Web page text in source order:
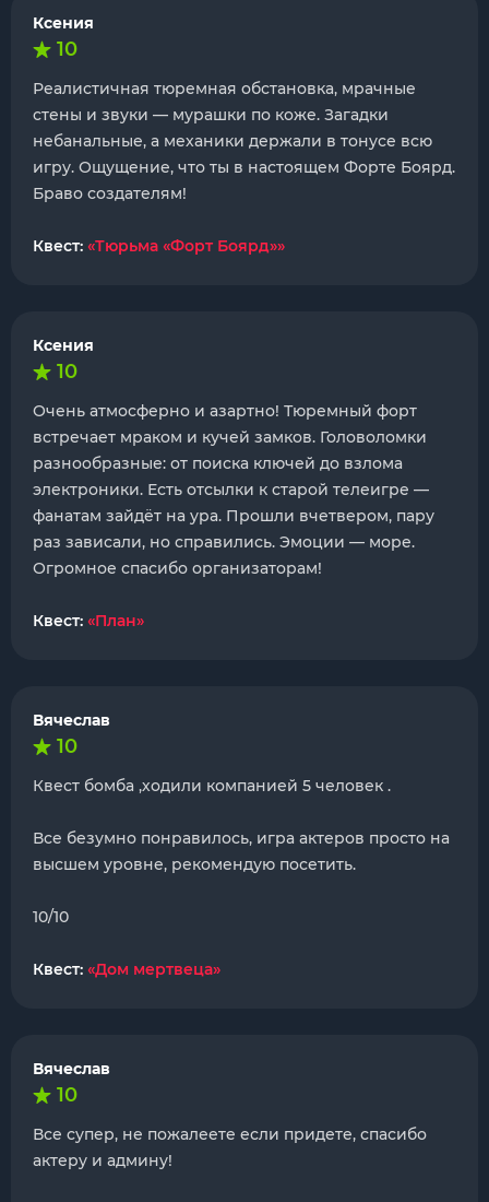
Ксения
10
Реалистичная тюремная обстановка, мрачные
стены и звуки — мурашки по коже. Загадки
небанальные, а механики держали в тонусе всю
игру. Ощущение, что ты в настоящем Форте Боярд.
Браво создателям!
Квест: «Тюрьма «Форт Боярд»»
Ксения
10
Очень атмосферно и азартно! Тюремный форт
встречает мраком и кучей замков. Головоломки
разнообразные: от поиска ключей до взлома
электроники. Есть отсылки к старой телеигре —
фанатам зайдёт на ура. Прошли вчетвером, пару
раз зависали, но справились. Эмоции — море.
Огромное спасибо организаторам!
Квест: «План»
Вячеслав
10
Квест бомба ,ходили компанией 5 человек .
Все безумно понравилось, игра актеров просто на
высшем уровне, рекомендую посетить.
10/10
Квест: «Дом мертвеца»
Вячеслав
10
Все супер, не пожалеете если придете, спасибо
актеру и админу!